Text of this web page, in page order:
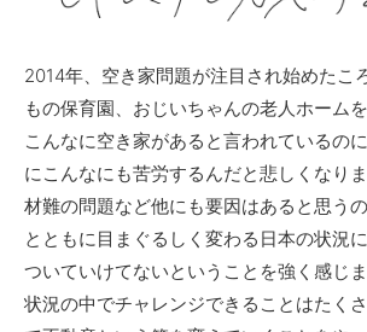
2014年、空き家問題が注目され始めたこ
もの保育園、おじいちゃんの老人ホーム
こんなに空き家があると言われているの
にこんなにも苦労するんだと悲しくなり
材難の問題など他にも要因はあると思う
とともに目まぐるしく変わる日本の状況
ついていけてないということを強く感じ
状況の中でチャレンジできることはたく